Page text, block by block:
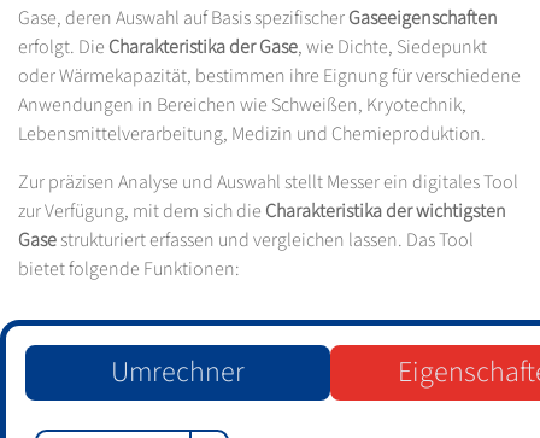
Gase, deren Auswahl auf Basis spezifischerGaseeigenschaften
erfolgt. Die Charakteristika der Gase, wie Dichte, Siedepunkt
oder Wärmekapazität, bestimmen ihre Eignung für verschiedene
Anwendungen in Bereichen wie Schweißen, Kryotechnik,
Lebensmittelverarbeitung, Medizin und Chemieproduktion.
Zur präzisen Analyse und Auswahl stellt Messer ein digitales Tool
zur Verfügung, mit dem sich die Charakteristika der wichtigsten
Gasestrukturiert erfassen und vergleichen lassen. Das Tool
bietet folgende Funktionen:
Umrechner